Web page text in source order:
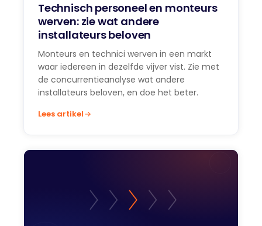
Technisch personeel en monteurs
werven: zie wat andere
installateurs beloven
Monteurs en technici werven in een markt
waar iedereen in dezelfde vijver vist. Zie met
de concurrentieanalyse wat andere
installateurs beloven, en doe het beter.
Lees artikel